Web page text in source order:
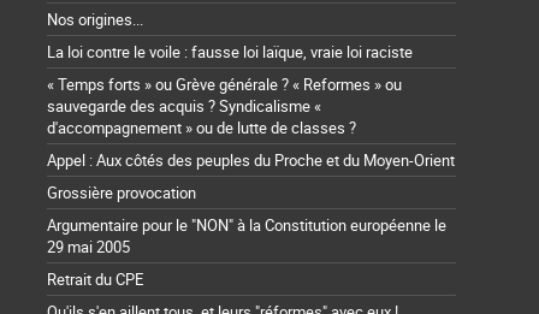
Nos origines...
La loi contre le voile : fausse loi laïque, vraie loi raciste
« Temps forts » ou Grève générale ? « Reformes » ou
sauvegarde des acquis ? Syndicalisme «
d'accompagnement » ou de lutte de classes ?
Appel : Aux côtés des peuples du Proche et du Moyen-Orient
Grossière provocation
Argumentaire pour le "NON" à la Constitution européenne le
29 mai 2005
Retrait du CPE